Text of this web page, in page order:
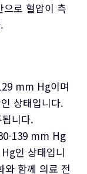
로 혈압이 측
mm Hg이며
상태입니다.
니다.
139 mm Hg
인 상태입니
와 함께 의료 전